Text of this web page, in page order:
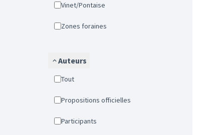
Vinet/Pontaise
Zones foraines
Auteurs
Tout
Propositions officielles
Participants